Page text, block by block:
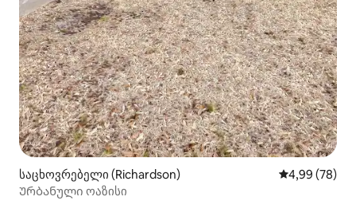
საცხოვრებელი (Richardson) საშუალო
4,99 (78)
Ურბანული ოაზისი